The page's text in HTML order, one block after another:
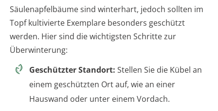
Säulenapfelbäume sind winterhart, jedoch sollten im
Topf kultivierte Exemplare besonders geschützt
werden. Hier sind die wichtigsten Schritte zur
Überwinterung:
Geschützter Standort: Stellen Sie die Kübel an
einem geschützten Ort auf, wie an einer
Hauswand oder unter einem Vordach.